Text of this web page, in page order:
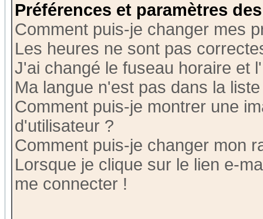
Préférences et paramètres
Comment puis-je changer mes
Les heures ne sont pas
J'ai changé le fuseau horaire et
Ma langue n'est pas dans la
Comment puis-je montrer une
d'utilisateur ?
Comment puis-je changer mon
Lorsque je clique sur le lien e-
me connecter !